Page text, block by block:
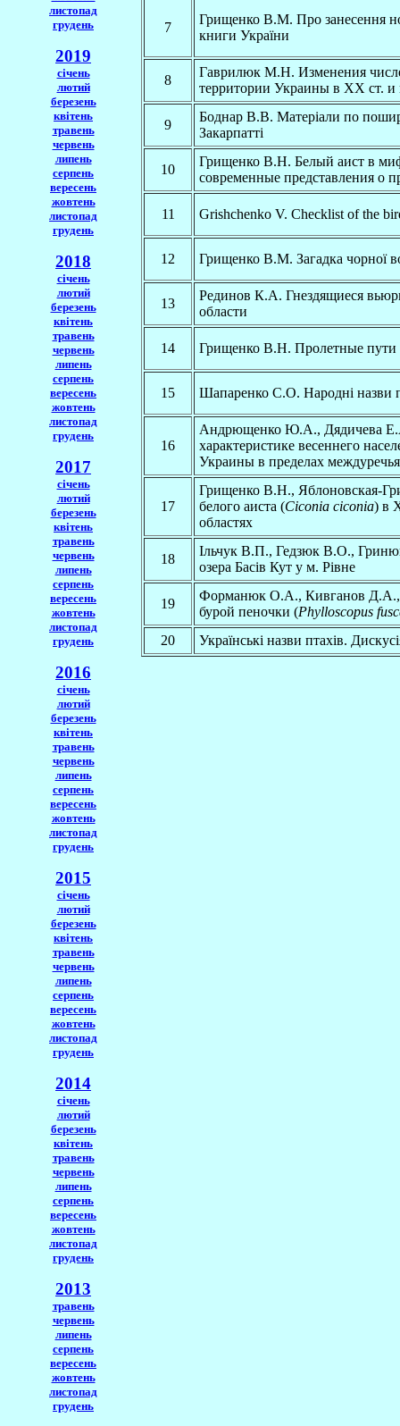
листопад
грудень
2019
січень
лютий
березень
квітень
травень
червень
липень
серпень
вересень
жовтень
листопад
грудень
2018
січень
лютий
березень
квітень
травень
червень
липень
серпень
вересень
жовтень
листопад
грудень
2017
січень
лютий
березень
квітень
травень
червень
липень
серпень
вересень
жовтень
листопад
грудень
2016
січень
лютий
березень
квітень
травень
червень
липень
серпень
вересень
жовтень
листопад
грудень
2015
січень
лютий
березень
квітень
травень
червень
липень
серпень
вересень
жовтень
листопад
грудень
2014
січень
лютий
березень
квітень
травень
червень
липень
серпень
вересень
жовтень
листопад
грудень
2013
травень
червень
липень
серпень
вересень
жовтень
листопад
грудень
7
Грищенко В.М. Про занесення
книги України
8
Гаврилюк М.Н. Изменения
территории Украины в XX ст.
9
Боднар В.В. Матеріали по
Закарпатті
10
Грищенко В.Н. Белый аист в
современные представления о
11 Grishchenko V. Checklist of the
12 Грищенко В.М. Загадка чорної
13
Рединов К.А. Гнездящиеся
области
14 Грищенко В.Н. Пролетные пути
15 Шапаренко С.О. Народнi назви
16
Андрющенко Ю.А., Дядичева
характеристике весеннего
Украины в пределах
17
Грищенко В.Н., Яблоновская-
белого аиста (Ciconia ciconia) в
областях
18
Ільчук В.П., Гедзюк В.О.,
озера Басів Кут у м. Рівне
19
Форманюк О.А., Кивганов Д.А.,
бурой пеночки (Phylloscopus
20
Українські назви птахів.